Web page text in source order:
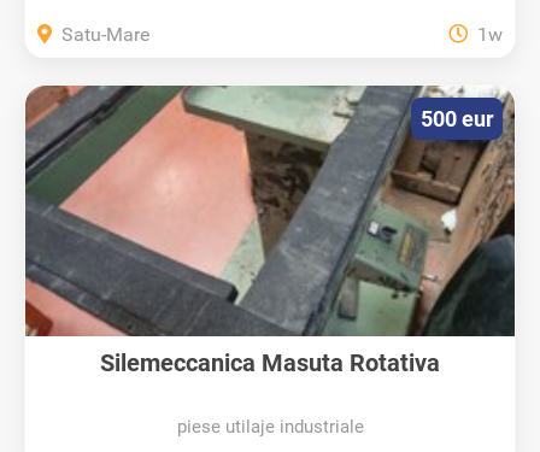
Satu-Mare 1w
Silemeccanica Masuta Rotativa
piese utilaje industriale
500 eur